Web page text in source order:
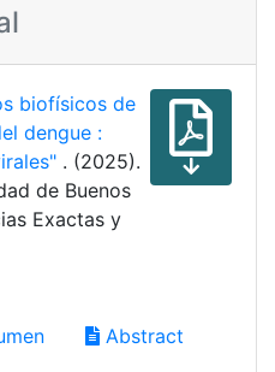
biofísicos de
dengue :
. (2025).
de Buenos
Exactas y
Abstract